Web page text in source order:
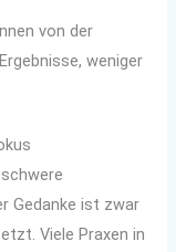
von der
weniger
Gedanke ist zwar
Viele Praxen in